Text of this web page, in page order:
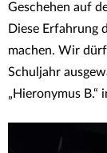
Geschehen auf
Diese Erfahrung
machen. Wir
Schuljahr
„Hieronymus B.“